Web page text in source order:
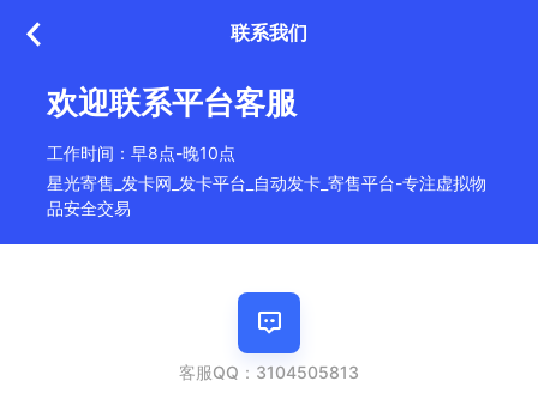
联系我们
欢迎联系平台客服
工作时间：早8点-晚10点
星光寄售_发卡网_发卡平台_自动发卡_寄售平台-专注虚拟物
品安全交易
客服QQ：3104505813